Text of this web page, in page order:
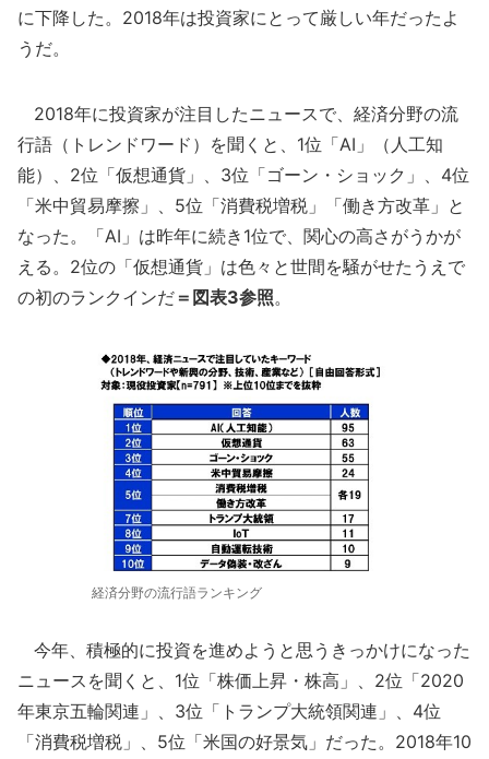
に下降した。2018年は投資家にとって厳しい年だったよ
うだ。
2018年に投資家が注目したニュースで、経済分野の流
行語（トレンドワード）を聞くと、1位「AI」（人工知
能）、2位「仮想通貨」、3位「ゴーン・ショック」、4位
「米中貿易摩擦」、5位「消費税増税」「働き方改革」と
なった。「AI」は昨年に続き1位で、関心の高さがうかが
える。2位の「仮想通貨」は色々と世間を騒がせたうえで
の初のランクインだ＝図表3参照。
経済分野の流行語ランキング
今年、積極的に投資を進めようと思うきっかけになった
ニュースを聞くと、1位「株価上昇・株高」、2位「2020
年東京五輪関連」、3位「トランプ大統領関連」、4位
「消費税増税」、5位「米国の好景気」だった。2018年10